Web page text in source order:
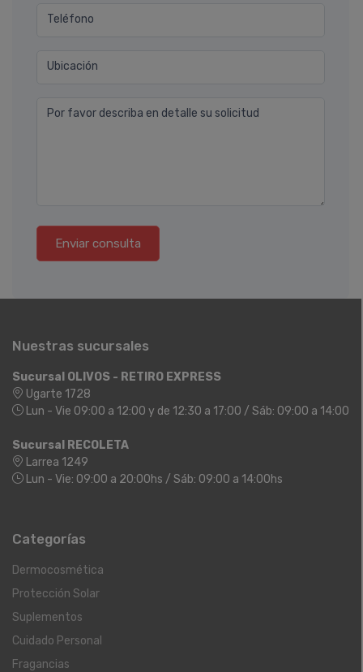
Teléfono
Ubicación
Por favor describa en detalle su solicitud
Enviar consulta
Nuestras sucursales
Sucursal OLIVOS - RETIRO EXPRESS
Ugarte 1728
Lun - Vie 09:00 a 12:00 y de 12:30 a 17:00 / Sáb: 09:00 a 14:00
Sucursal RECOLETA
Larrea 1249
Lun - Vie: 09:00 a 20:00hs / Sáb: 09:00 a 14:00hs
Categorías
Dermocosmética
Protección Solar
Suplementos
Cuidado Personal
Fragancias